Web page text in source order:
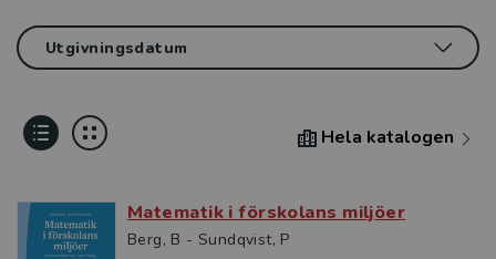
Hela katalogen
Matematik i förskolans miljöer
Berg, B - Sundqvist, P